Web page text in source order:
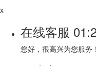
x
在线客服
您好，很高兴为您服务！